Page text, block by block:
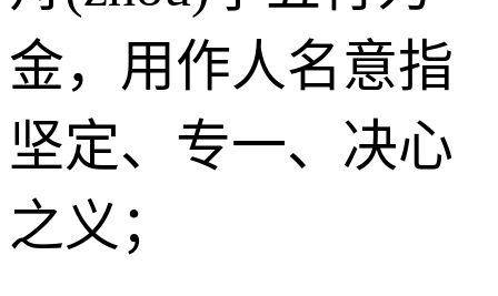
金，用作人名意指
坚定、专一、决心
之义；